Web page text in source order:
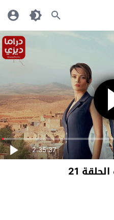
2:35:37
21